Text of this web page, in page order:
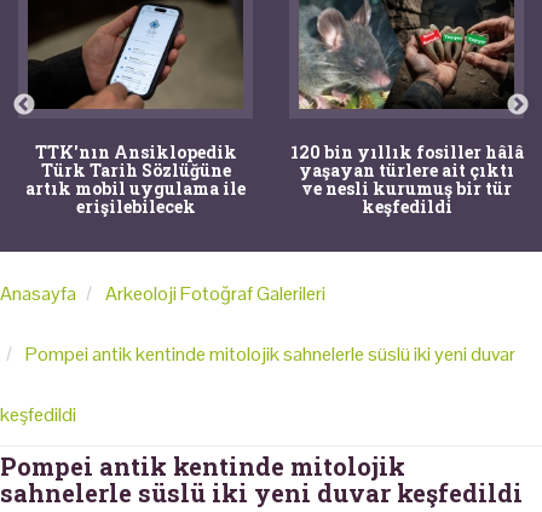
TTK'nın Ansiklopedik
Türk Tarih Sözlüğüne
artık mobil uygulama ile
erişilebilecek
120 bin yıllık fosiller hâlâ
yaşayan türlere ait çıktı
ve nesli kurumuş bir tür
keşfedildi
Anasayfa Arkeoloji Fotoğraf Galerileri
Pompei antik kentinde mitolojik sahnelerle süslü iki yeni duvar
keşfedildi
Pompei antik kentinde mitolojik
sahnelerle süslü iki yeni duvar keşfedildi